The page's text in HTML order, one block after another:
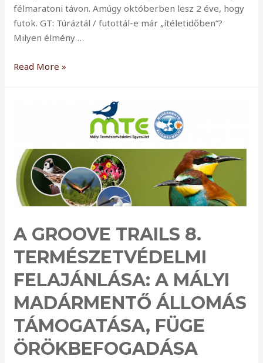
félmaratoni távon. Amúgy októberben lesz 2 éve, hogy
futok. GT: Túráztál / futottál-e már „ítéletidőben”?
Milyen élmény …
Interjú
vagy
a
sztár!
Read More »
A GROOVE TRAILS 8.
TERMÉSZETVÉDELMI
FELAJÁNLÁSA: A MÁLYI
MADÁRMENTŐ ÁLLOMÁS
TÁMOGATÁSA, FÜGE
ÖRÖKBEFOGADÁSA